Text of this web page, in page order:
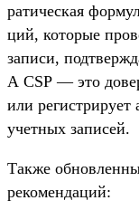
ратичес­кая
ций, которые
записи,
А CSP — это
или регис­три­рует
учет­ных записей.
Так­же
рекомен­даций: